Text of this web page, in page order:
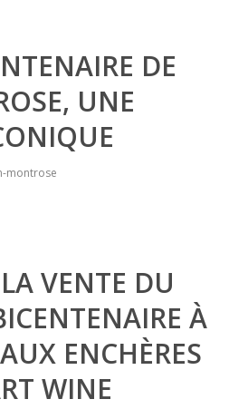
DE
UNE
montrose
VENTE DU
À
ENCHÈRES
WINE